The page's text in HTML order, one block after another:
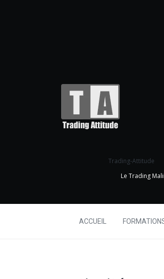
Trading-Attitude
Le Trading
ACCUEIL